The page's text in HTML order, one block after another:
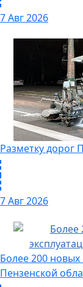
7 Авг 2026
Разметку дорог
7 Авг 2026
Более 200
Пензенской